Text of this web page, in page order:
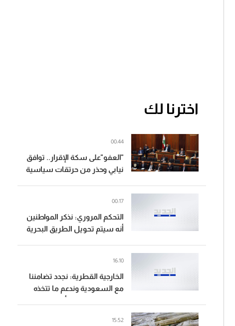
اخترنا لك
"العفو"على سكة الإقرار.. توافق
نيابي وحذر من حرتقات سياسية
00:44
التحكم المروري: نذكر المواطنين
أنه سيتم تحويل الطريق البحرية
الساعة 15:00
00:17
الخارجية القطرية: نجدد تضامننا
مع السعودية وندعم ما تتخذه
16:10
15:52